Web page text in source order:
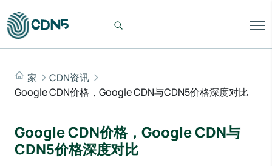
家
CDN资讯
Google CDN价格，Google CDN与CDN5价格深度对比
Google CDN价格，Google CDN与
CDN5价格深度对比